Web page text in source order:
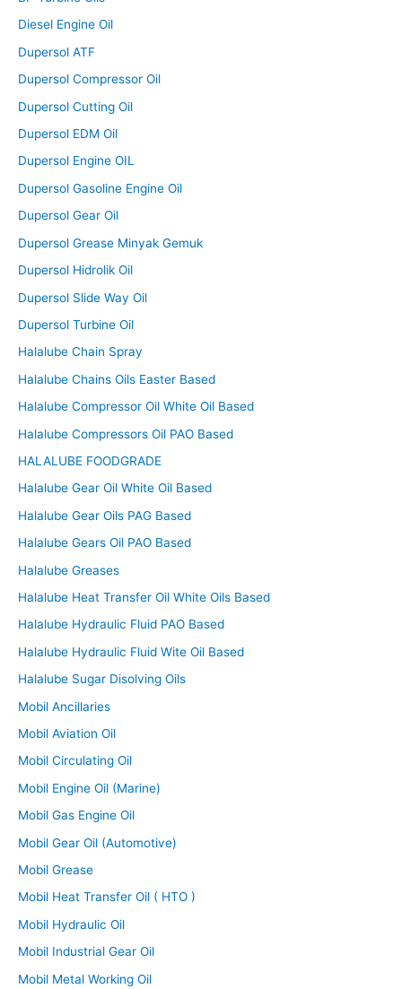
Diesel Engine Oil
Dupersol ATF
Dupersol Compressor Oil
Dupersol Cutting Oil
Dupersol EDM Oil
Dupersol Engine OIL
Dupersol Gasoline Engine Oil
Dupersol Gear Oil
Dupersol Grease Minyak Gemuk
Dupersol Hidrolik Oil
Dupersol Slide Way Oil
Dupersol Turbine Oil
Halalube Chain Spray
Halalube Chains Oils Easter Based
Halalube Compressor Oil White Oil Based
Halalube Compressors Oil PAO Based
HALALUBE FOODGRADE
Halalube Gear Oil White Oil Based
Halalube Gear Oils PAG Based
Halalube Gears Oil PAO Based
Halalube Greases
Halalube Heat Transfer Oil White Oils Based
Halalube Hydraulic Fluid PAO Based
Halalube Hydraulic Fluid Wite Oil Based
Halalube Sugar Disolving Oils
Mobil Ancillaries
Mobil Aviation Oil
Mobil Circulating Oil
Mobil Engine Oil (Marine)
Mobil Gas Engine Oil
Mobil Gear Oil (Automotive)
Mobil Grease
Mobil Heat Transfer Oil ( HTO )
Mobil Hydraulic Oil
Mobil Industrial Gear Oil
Mobil Metal Working Oil